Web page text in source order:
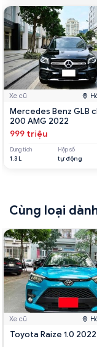
Xe cũ
Mercedes Benz GLB
200 AMG 2022
999 triệu
Dung tích
1.3 L
Hộp số
tự động
Cùng loại
Xe cũ
Toyota Raize 1.0 2022